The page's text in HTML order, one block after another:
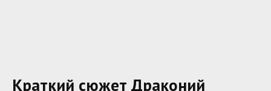
Краткий сюжет Драконий